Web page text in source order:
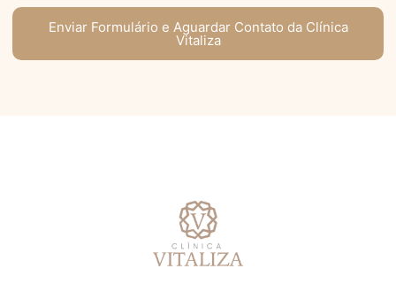
Enviar Formulário e Aguardar Contato da Clínica
Vitaliza